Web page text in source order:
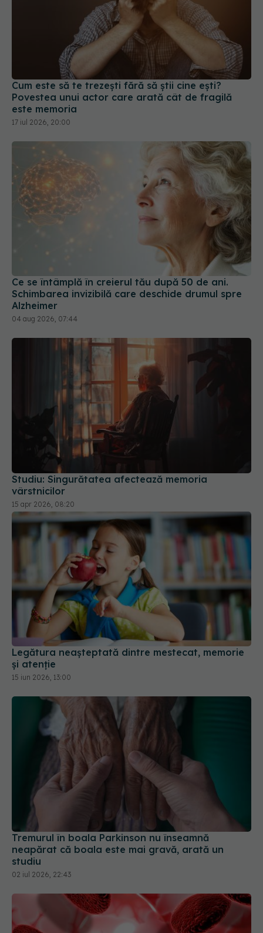
Cum este să te trezești fără să știi cine ești?
Povestea unui actor care arată cât de fragilă
este memoria
17 iul 2026, 20:00
Ce se întâmplă în creierul tău după 50 de ani.
Schimbarea invizibilă care deschide drumul spre
Alzheimer
04 aug 2026, 07:44
Studiu: Singurătatea afectează memoria
vârstnicilor
15 apr 2026, 08:20
Legătura neașteptată dintre mestecat, memorie
și atenție
15 iun 2026, 13:00
Tremurul în boala Parkinson nu înseamnă
neapărat că boala este mai gravă, arată un
studiu
02 iul 2026, 22:43